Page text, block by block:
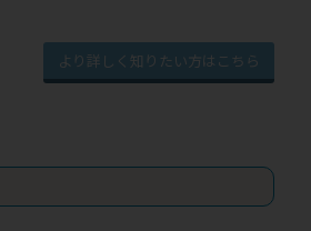
より詳しく知りたい方はこちら